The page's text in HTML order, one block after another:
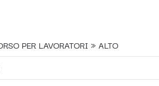
PER LAVORATORI » ALTO